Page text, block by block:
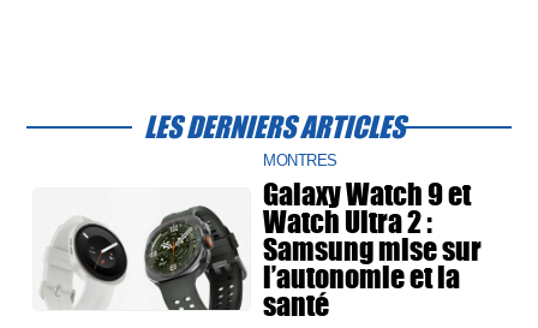
LES DERNIERS ARTICLES
MONTRES
Galaxy Watch 9 et
Watch Ultra 2 :
Samsung mise sur
l’autonomie et la
santé